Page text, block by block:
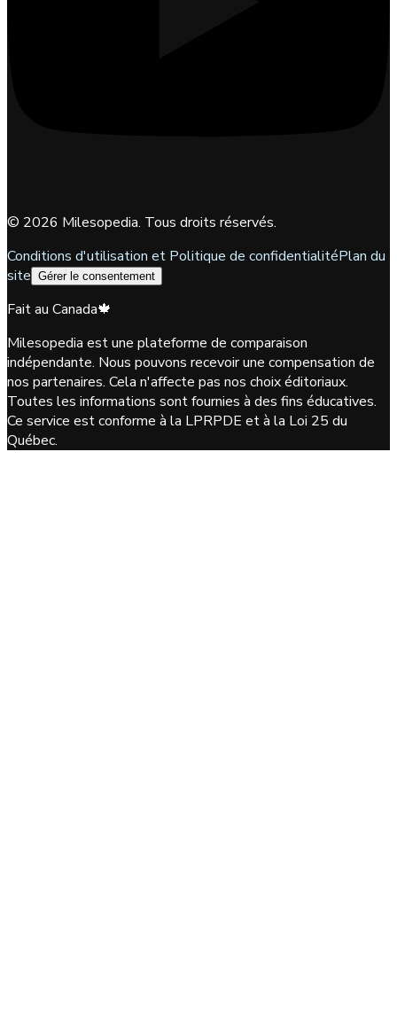
© 2026 Milesopedia. Tous droits réservés.
Conditions d'utilisation et Politique de confidentialitéPlan du
site Gérer le consentement
Fait au Canada🍁
Milesopedia est une plateforme de comparaison
indépendante. Nous pouvons recevoir une compensation de
nos partenaires. Cela n'affecte pas nos choix éditoriaux.
Toutes les informations sont fournies à des fins éducatives.
Ce service est conforme à la LPRPDE et à la Loi 25 du
Québec.